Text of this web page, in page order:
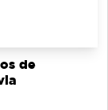
de